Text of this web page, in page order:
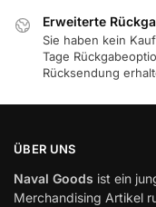
Erweiterte
Sie haben kein
Tage
Rücksendung
ÜBER UNS
Naval Goods ist ein
Merchandising Artikel